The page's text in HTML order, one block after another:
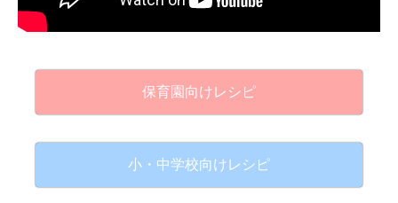
保育園向けレシピ
小・中学校向けレシピ